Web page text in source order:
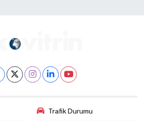
Trafik Durumu